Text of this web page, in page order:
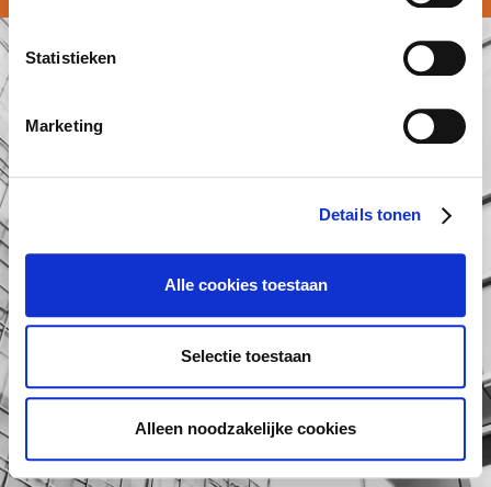
Statistieken
Marketing
Details tonen
Alle cookies toestaan
Selectie toestaan
Alleen noodzakelijke cookies